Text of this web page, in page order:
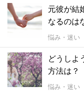
元彼が結
なるのは
悩み・迷い
どうしよ
方法は？
悩み・迷い